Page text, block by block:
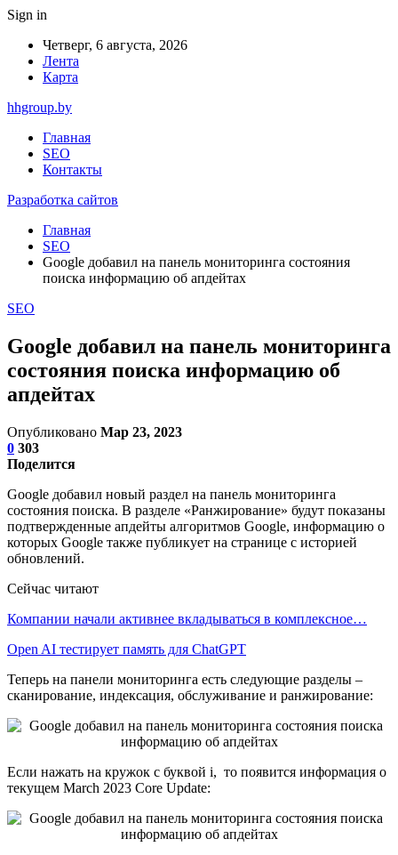
Sign in
Четверг, 6 августа, 2026
Лента
Карта
hhgroup.by
Главная
SEO
Контакты
Разработка сайтов
Главная
SEO
Google добавил на панель мониторинга состояния
поиска информацию об апдейтах
SEO
Google добавил на панель мониторинга
состояния поиска информацию об
апдейтах
Опубликовано Мар 23, 2023
0 303
Поделится
Google добавил новый раздел на панель мониторинга
состояния поиска. В разделе «Ранжирование» будут показаны
подтвержденные апдейты алгоритмов Google, информацию о
которых Google также публикует на странице с историей
обновлений.
Сейчас читают
Компании начали активнее вкладываться в комплексное…
Open AI тестирует память для ChatGPT
Теперь на панели мониторинга есть следующие разделы –
сканирование, индексация, обслуживание и ранжирование:
Если нажать на кружок с буквой i, то появится информация о
текущем March 2023 Core Update: